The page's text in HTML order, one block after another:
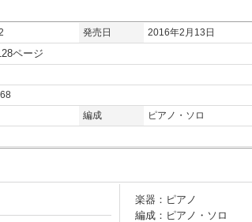
発売日
2016年2月13日
ページ
編成
ピアノ・ソロ
楽器：ピアノ
編成：ピアノ・ソロ